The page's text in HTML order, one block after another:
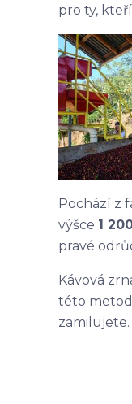
pro ty,
Pochází z
výšce 1
pravé
Kávová
této
zamilujete.